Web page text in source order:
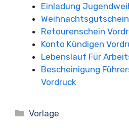
Einladung
Retourenschein
Konto Kündigen
Lebenslauf Für
Bescheinigung
Vordruck
Kategorien
Vorlage